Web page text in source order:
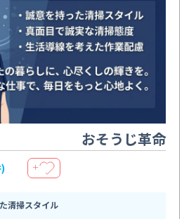
おそうじ革命
＋
清掃スタイル